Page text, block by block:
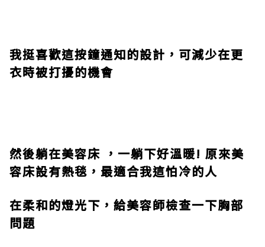
我挺喜歡這按鐘通知的設計，可減少在更
衣時被打擾的機會
然後躺在美容床 ，一躺下好溫暖! 原來美
容床設有熱毯，最適合我這怕冷的人
在柔和的燈光下 ，給美容師檢查一下胸部
問題